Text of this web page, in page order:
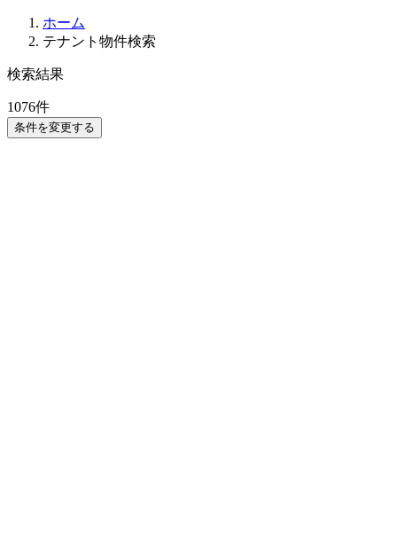
ホーム
テナント物件検索
検索結果
1076件
条件を変更する